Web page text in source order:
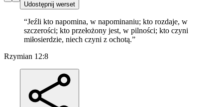
Udostępnij werset
“Jeźli kto napomina, w napominaniu; kto rozdaje, w
szczerości; kto przełożony jest, w pilności; kto czyni
miłosierdzie, niech czyni z ochotą.”
Rzymian 12:8